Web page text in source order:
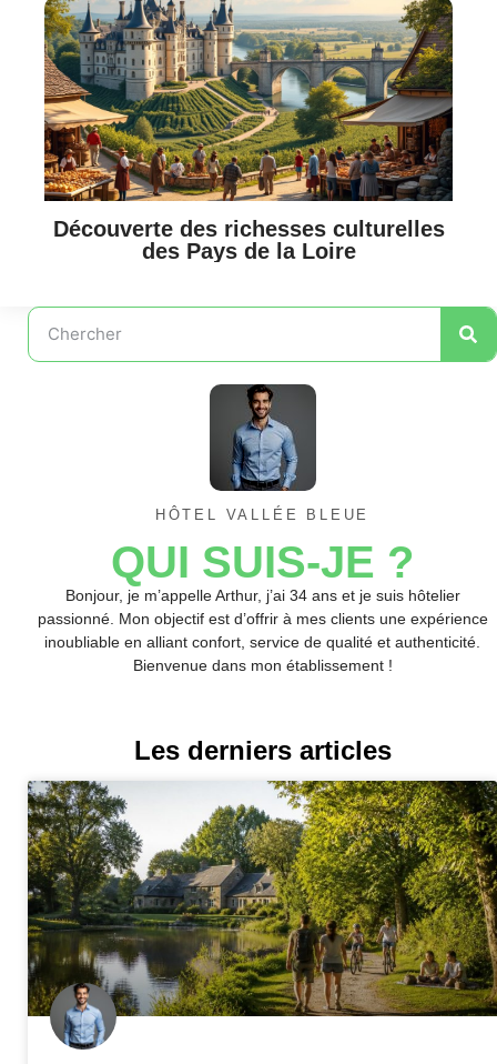
Découverte des richesses culturelles
des Pays de la Loire
HÔTEL VALLÉE BLEUE
QUI SUIS-JE ?
Bonjour, je m’appelle Arthur, j’ai 34 ans et je suis hôtelier
passionné. Mon objectif est d’offrir à mes clients une expérience
inoubliable en alliant confort, service de qualité et authenticité.
Bienvenue dans mon établissement !
Les derniers articles